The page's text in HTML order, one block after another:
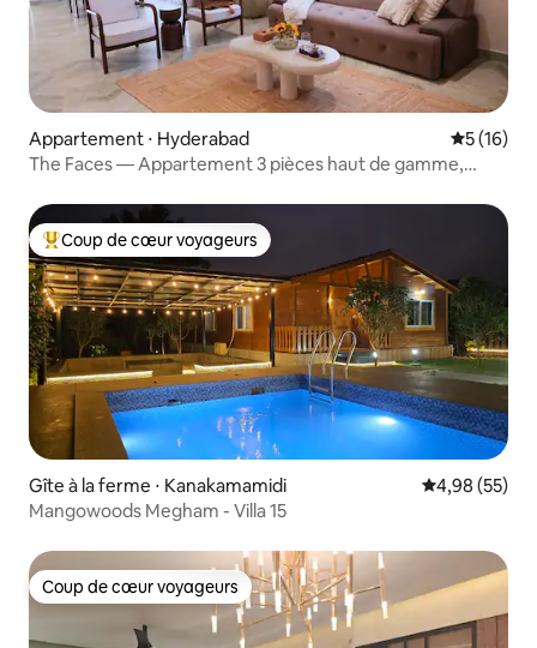
Appartement ⋅ Hyderabad
5 (16)
The Faces — Appartement 3 pièces haut de gamme,
Coups de cœur voyageurs les plus appréciés
Coup de cœur voyageurs
Gîte à la ferme ⋅ Kanakamamidi Évaluation
4,98 (55)
Mangowoods Megham - Villa 15
Coup de cœur voyageurs
Coup de cœur voyageurs